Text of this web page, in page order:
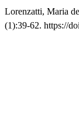
Lorenzatti, Maria
(1):39-62. https://